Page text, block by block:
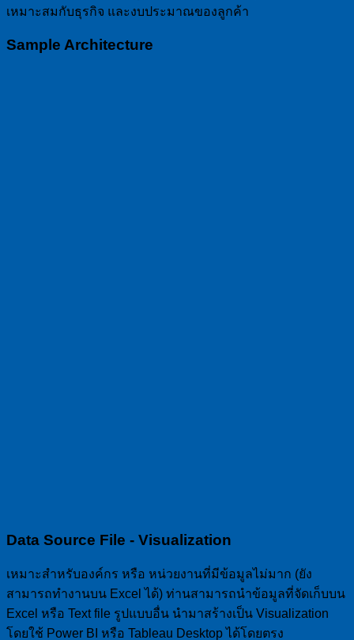
เหมาะสมกับธุรกิจ และงบประมาณของลูกค้า
Sample Architecture
Data Source File - Visualization
เหมาะสำหรับองค์กร หรือ หน่วยงานที่มีข้อมูลไม่มาก (ยัง
สามารถทำงานบน Excel ได้) ท่านสามารถนำข้อมูลที่จัดเก็บบน
Excel หรือ Text file รูปแบบอื่น นำมาสร้างเป็น Visualization
โดยใช้ Power BI หรือ Tableau Desktop ได้โดยตรง